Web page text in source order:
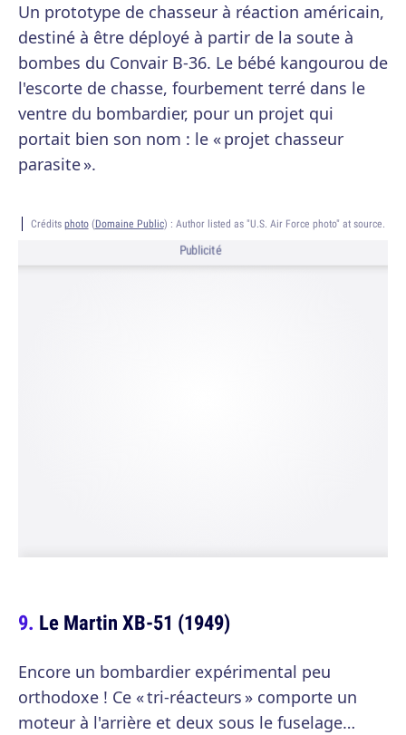
Un prototype de chasseur à réaction américain,
destiné à être déployé à partir de la soute à
bombes du Convair B-36. Le bébé kangourou de
l'escorte de chasse, fourbement terré dans le
ventre du bombardier, pour un projet qui
portait bien son nom : le « projet chasseur
parasite ».
Crédits photo(Domaine Public) : Author listed as "U.S. Air Force photo" at source.
Publicité
Le Martin XB-51 (1949)
Encore un bombardier expérimental peu
orthodoxe ! Ce « tri-réacteurs » comporte un
moteur à l'arrière et deux sous le fuselage…